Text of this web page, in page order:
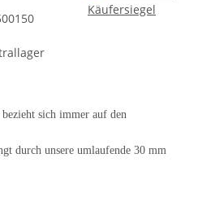
bezieht sich immer auf den
durch unsere umlaufende 30 mm